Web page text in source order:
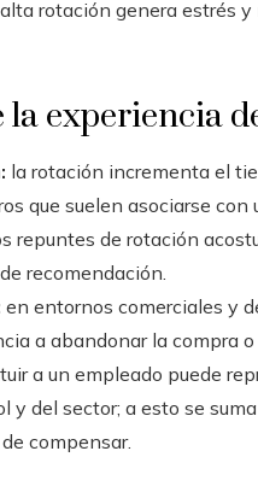
alta rotación genera estrés
la experiencia
la rotación incrementa el
que suelen asociarse
repuntes de rotación
recomendación.
en entornos comerciales y
a abandonar la compra o
a un empleado puede
y del sector; a esto se
compensar.